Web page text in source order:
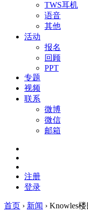
TWS耳机
语音
其他
活动
报名
回顾
PPT
专题
视频
联系
微博
微信
邮箱
注册
登录
首页 › 新闻 › Knowles